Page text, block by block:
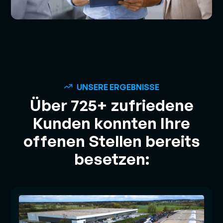
UNSERE ERGEBNISSE
Über 725+ zufriedene
Kunden konnten Ihre
offenen Stellen bereits
besetzen: